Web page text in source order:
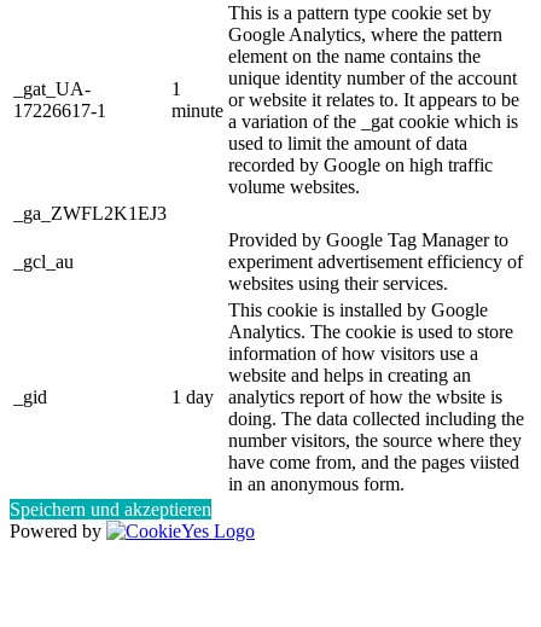
_gat_UA-
17226617-1
1
minute
This is a pattern type cookie set by
Google Analytics, where the pattern
element on the name contains the
unique identity number of the account
or website it relates to. It appears to be
a variation of the _gat cookie which is
used to limit the amount of data
recorded by Google on high traffic
volume websites.
_ga_ZWFL2K1EJ3
_gcl_au
Provided by Google Tag Manager to
experiment advertisement efficiency of
websites using their services.
_gid 1 day
This cookie is installed by Google
Analytics. The cookie is used to store
information of how visitors use a
website and helps in creating an
analytics report of how the wbsite is
doing. The data collected including the
number visitors, the source where they
have come from, and the pages viisted
in an anonymous form.
Speichern und akzeptieren
Powered by